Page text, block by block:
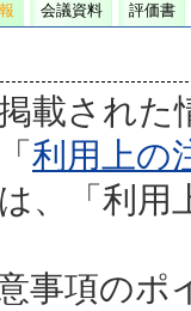
会議資料 評価書
載された
利用上の
、「利
事項の